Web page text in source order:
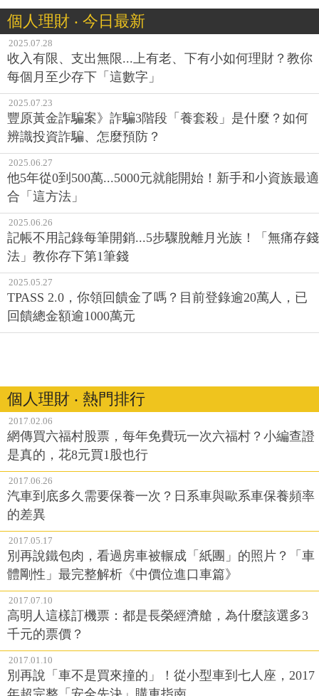
個人理財 ‧ 今日最新
2025.07.28
收入有限、支出無限...上有老、下有小如何理財？教你
每個月至少存下「這數字」
2025.07.23
豐原黃金詐騙案》詐騙3階段「養套殺」是什麼？如何
辨識投資詐騙、怎麼預防？
2025.06.27
他5年從0到500萬...5000元就能開始！新手和小資族最適
合「這方法」
2025.06.26
記帳不用記錄每筆開銷...5步驟脫離月光族！「無痛存錢
法」教你存下第1筆錢
2025.05.27
TPASS 2.0，你領回饋金了嗎？目前登錄逾20萬人，已
回饋總金額逾1000萬元
個人理財 ‧ 熱門排行
2017.02.06
網傳買六福村股票，每年免費玩一次六福村？小編查證
是真的，花8元買1股也行
2017.06.26
汽車到底多久需要保養一次？日系車與歐系車保養頻率
的差異
2017.05.17
別再說鐵包肉，看過房車被輾成「紙團」的照片？「車
體剛性」最完整解析《中價位進口車篇》
2017.07.10
高明人這樣訂機票：都是長榮經濟艙，為什麼該選多3
千元的票價？
2017.01.10
別再說「車不是買來撞的」！從小型車到七人座，2017